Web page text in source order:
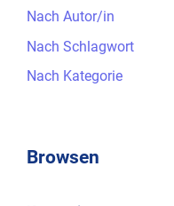
Nach Autor/in
Nach Schlagwort
Nach Kategorie
Browsen